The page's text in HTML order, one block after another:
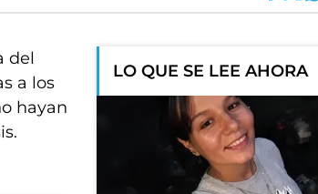
del
a los
hayan
LO QUE SE LEE AHORA